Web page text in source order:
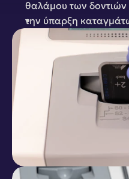
θαλάμου των δοντιών
την ύπαρξη